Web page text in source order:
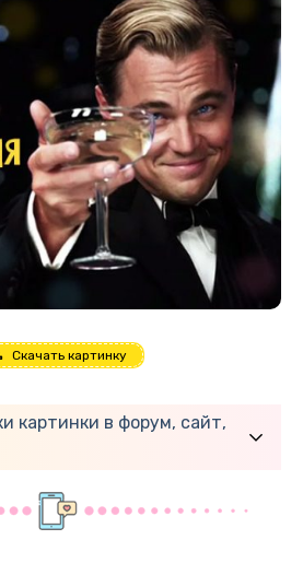
Скачать картинку
картинки в форум, сайт,